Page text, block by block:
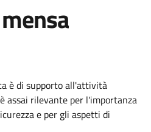
è di supporto all'attività
assai rilevante per l'importanza
e per gli aspetti di